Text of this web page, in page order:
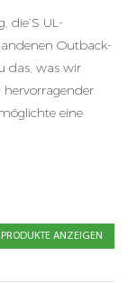
die’S UL-
Outback-
das, was wir
eine
PRODUKTE ANZEIGEN